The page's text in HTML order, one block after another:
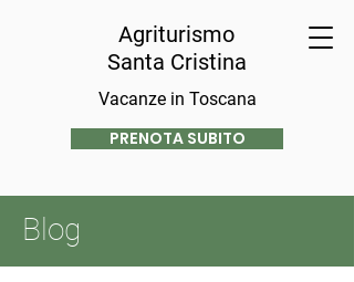
Agriturismo
Santa Cristina
Vacanze in Toscana
PRENOTA SUBITO
Blog